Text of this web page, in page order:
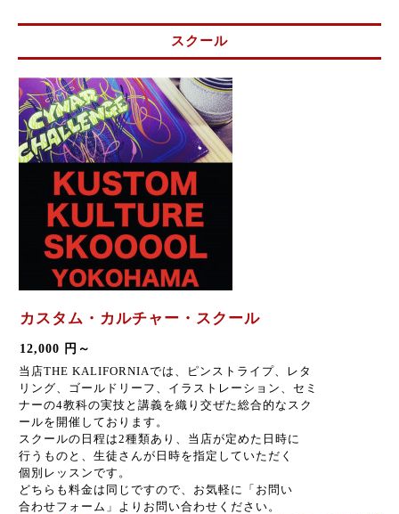
スクール
カスタム・カルチャー・スクール
12,000 円～
当店THE KALIFORNIAでは、ピンストライプ、レタ
リング、ゴールドリーフ、イラストレーション、セミ
ナーの4教科の実技と講義を織り交ぜた総合的なスク
ールを開催しております。
スクールの日程は2種類あり、当店が定めた日時に
行うものと、生徒さんが日時を指定していただく
個別レッスンです。
どちらも料金は同じですので、お気軽に「お問い
合わせフォーム」よりお問い合わせください。